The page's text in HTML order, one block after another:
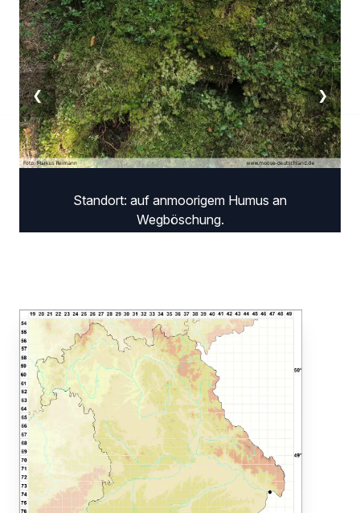
Standort: auf anmoorigem Humus an
Wegböschung.
❮ ❯